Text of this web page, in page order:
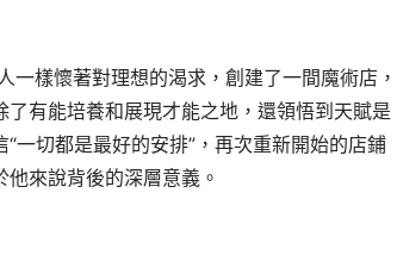
有能培養和展現才能之地，還領悟到天賦是
一切都是最好的安排”，再次重新開始的店鋪
來說背後的深層意義。